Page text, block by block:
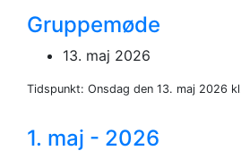
Gruppemøde
13. maj 2026
Tidspunkt: Onsdag den 13. maj 2026
1. maj - 2026